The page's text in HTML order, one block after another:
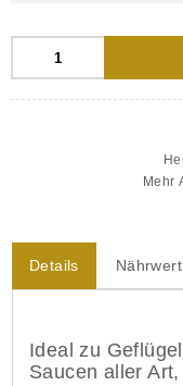
Mehr
Details
Ideal zu
Saucen aller